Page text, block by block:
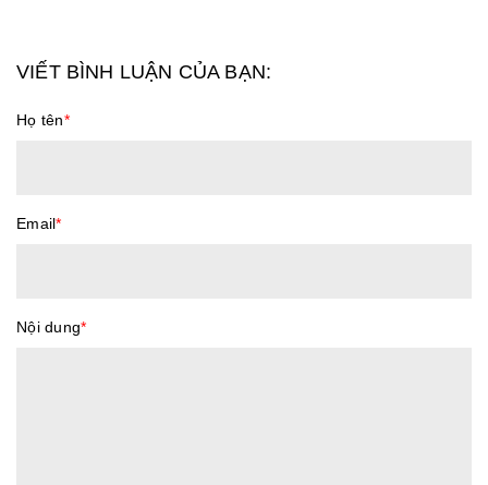
VIẾT BÌNH LUẬN CỦA BẠN:
Họ tên*
Email*
Nội dung*